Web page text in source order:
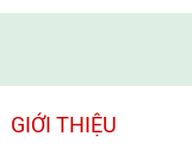
mặt
trận
GIỚI THIỆU